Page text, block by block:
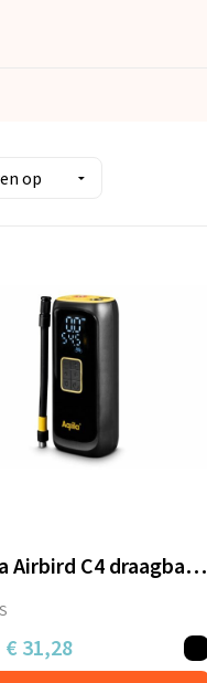
Aqiila Airbird C4 draagbare compressor
€ 31,28